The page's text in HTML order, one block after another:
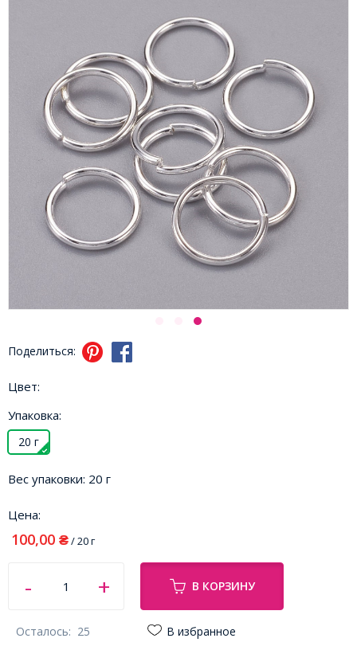
Поделиться:
Цвет:
Упаковка:
20 г
Вес упаковки: 20 г
Цена:
100,00 ₴/ 20 г
В КОРЗИНУ
Осталось: 25 В избранное